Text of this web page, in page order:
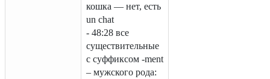
кошка — нет, есть
un chat
- 48:28 все
существительные
с суффиксом -ment
– мужского рода: